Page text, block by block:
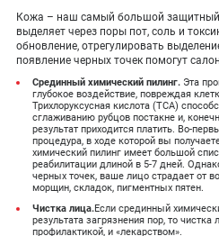
Кожа – наш самый большой
выделяет через поры пот, соль и
обновление, отрегулировать
появление черных точек помогут
Срединный химический пилинг. Эта
глубокое воздействие, повреждая
Трихлоруксусная кислота (ТСА)
сглаживанию рубцов постакне и,
результат приходится платить. Во-
процедура, в ходе которой вы
химический пилинг имеет большой
реабилитации длиной в 5-7 дней.
черных точек, ваше лицо страдает от
морщин, складок, пигментных пятен.
Чистка лица.Если срединный
результата загрязнения пор, то чистка
профилактикой, и «лекарством».